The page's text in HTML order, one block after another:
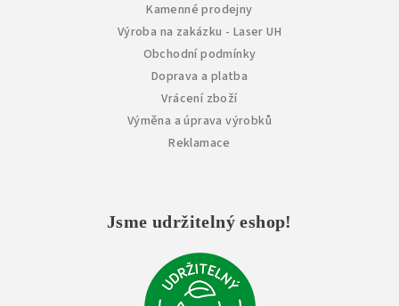
Kamenné prodejny
Výroba na zakázku - Laser UH
Obchodní podmínky
Doprava a platba
Vrácení zboží
Výměna a úprava výrobků
Reklamace
Jsme udržitelný eshop!